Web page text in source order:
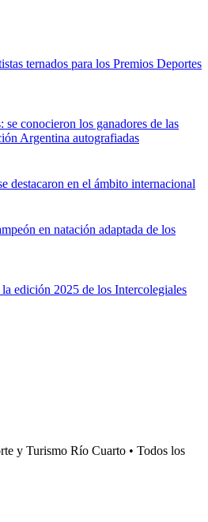
ternados para los Premios Deportes
se conocieron los ganadores de las
Argentina autografiadas
destacaron en el ámbito internacional
en natación adaptada de los
edición 2025 de los Intercolegiales
y Turismo Río Cuarto • Todos los